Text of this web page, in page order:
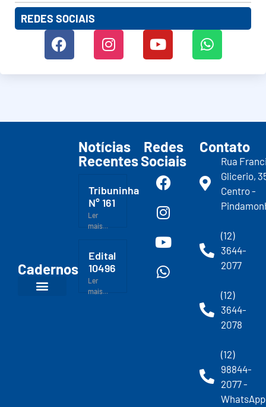
REDES SOCIAIS
Cadernos
Notícias
Recentes
Tribuninha
N° 161
Ler
mais...
Edital
10496
Ler
mais...
Redes
Sociais
Contato
Rua
Glicerio,
Centro -
(12)
3644-
2077
(12)
3644-
2078
(12)
98844-
2077 -
WhatsApp